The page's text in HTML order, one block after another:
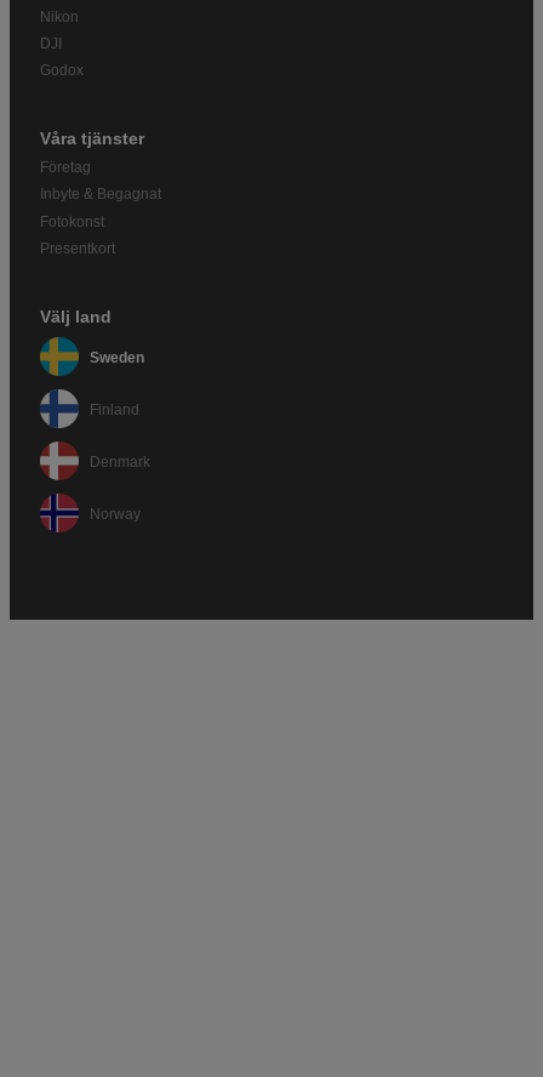
Nikon
DJI
Godox
Våra tjänster
Företag
Inbyte & Begagnat
Fotokonst
Presentkort
Välj land
Sweden
Finland
Denmark
Norway